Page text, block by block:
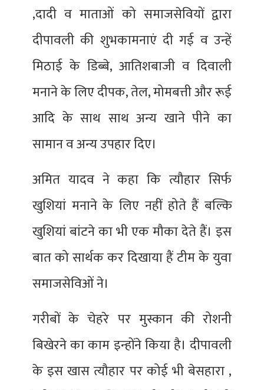
,दादी व माताओं को समाजसेवियों द्वारा
दीपावली की शुभकामनाएं दी गई व उन्हें
मिठाई के डिब्बे, आतिशबाजी व दिवाली
मनाने के लिए दीपक, तेल, मोमबत्ती और रूई
आदि के साथ साथ अन्य खाने पीने का
सामान व अन्य उपहार दिए।
अमित यादव ने कहा कि त्यौहार सिर्फ
खुशियां मनाने के लिए नहीं होते हैं बल्कि
खुशियां बांटने का भी एक मौका देते हैं। इस
बात को सार्थक कर दिखाया हैं टीम के युवा
समाजसेविओं ने।
गरीबों के चेहरे पर मुस्कान की रोशनी
बिखेरने का काम इन्होंने किया है। दीपावली
के इस खास त्यौहार पर कोई भी बेसहारा ,